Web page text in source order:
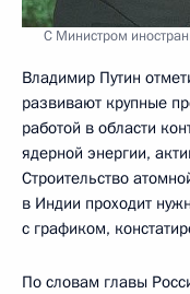
С Министром
Владимир Путин
развивают крупные
работой в области
ядерной энергии,
Строительство
в Индии проходит
с графиком,
По словам главы